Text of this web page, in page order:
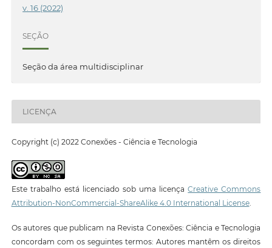
v. 16 (2022)
SEÇÃO
Seção da área multidisciplinar
LICENÇA
Copyright (c) 2022 Conexões - Ciência e Tecnologia
Este trabalho está licenciado sob uma licençaCreative Commons
Attribution-NonCommercial-ShareAlike 4.0 International License.
Os autores que publicam na Revista Conexões: Ciência e Tecnologia
concordam com os seguintes termos: Autores mantêm os direitos